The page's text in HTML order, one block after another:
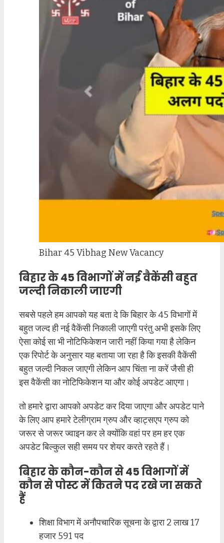
Bihar 45 Vibhag New Vacancy
बिहार के 45 विभागों में नई वैकेंसी बहुत
जल्दी निकाली जाएगी
सबसे पहले हम आपको यह बता दे कि बिहार के 45 विभागों में
बहुत जल्द ही नई वैकेंसी निकाली जाएगी परंतु अभी इसके लिए
ऐसा कोई सा भी नोटिफिकेशन जारी नहीं किया गया है लेकिन
एक रिपोर्ट के अनुसार यह बताया जा रहा है कि इसकी वैकेंसी
बहुत जल्दी निकल जाएगी लेकिन आप चिंता ना करें जैसी ही
इस वैकेंसी का नोटिफिकेशन या और कोई अपडेट आएगा।
तो हमारे द्वारा आपको अपडेट कर दिया जाएगा और अपडेट पाने
के लिए आप हमारे टेलीग्राम ग्रुप और व्हाट्सएप ग्रुप को
जरूर से जरूर ज्वाइन कर ले क्योंकि वहां पर हम हर एक
अपडेट बिल्कुल सही समय पर शेयर करते रहते हैं।
बिहार के कौन-कौन से 45 विभागों में
कौन से पोस्ट में कितने पद रखे जा सकते
हैं
शिक्षा विभाग में अनौपचारिक सूचना के द्वारा 2 लाख 17
हजार 591 पद